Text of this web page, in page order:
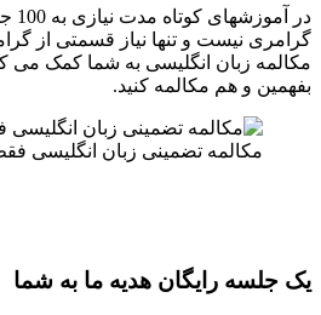
گرامری نیست و تنها نیاز قسمتی از
مکالمه زبان انگلیسی به شما کمک می
بفهمین و هم مکالمه کنید.
مکالمه تضمینی زبان انگلیسی فقط در
یک جلسه رایگان هدیه ما به شما